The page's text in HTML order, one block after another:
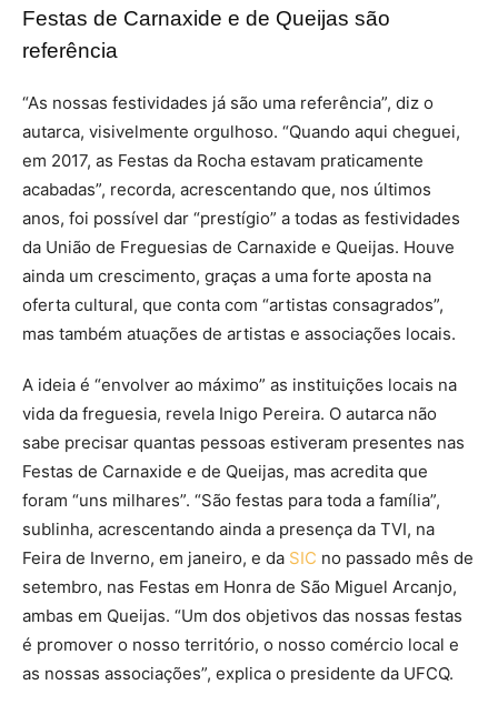
Festas de Carnaxide e de Queijas são
referência
“As nossas festividades já são uma referência”, diz o
autarca, visivelmente orgulhoso. “Quando aqui cheguei,
em 2017, as Festas da Rocha estavam praticamente
acabadas”, recorda, acrescentando que, nos últimos
anos, foi possível dar “prestígio” a todas as festividades
da União de Freguesias de Carnaxide e Queijas. Houve
ainda um crescimento, graças a uma forte aposta na
oferta cultural, que conta com “artistas consagrados”,
mas também atuações de artistas e associações locais.
A ideia é “envolver ao máximo” as instituições locais na
vida da freguesia, revela Inigo Pereira. O autarca não
sabe precisar quantas pessoas estiveram presentes nas
Festas de Carnaxide e de Queijas, mas acredita que
foram “uns milhares”. “São festas para toda a família”,
sublinha, acrescentando ainda a presença da TVI, na
Feira de Inverno, em janeiro, e da SIC no passado mês de
setembro, nas Festas em Honra de São Miguel Arcanjo,
ambas em Queijas. “Um dos objetivos das nossas festas
é promover o nosso território, o nosso comércio local e
as nossas associações”, explica o presidente da UFCQ.